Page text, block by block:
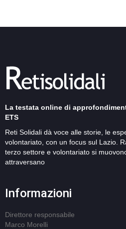
La testata online di
ETS
Reti Solidali dà voce alle storie, le
volontariato, con un focus sul Lazio.
terzo settore e volontariato si
attraversano
Informazioni
Direttore responsabile
Marco Morelli